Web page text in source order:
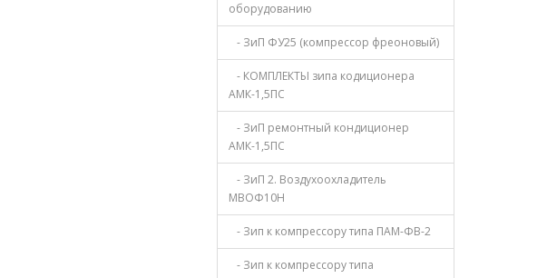
оборудованию
- ЗиП ФУ25 (компрессор фреоновый)
- КОМПЛЕКТЫ зипа кодиционера
АМК-1,5ПС
- ЗиП ремонтный кондиционер
АМК-1,5ПС
- ЗиП 2. Воздухоохладитель
МВОФ10Н
- Зип к компрессору типа ПАМ-ФВ-2
- Зип к компрессору типа